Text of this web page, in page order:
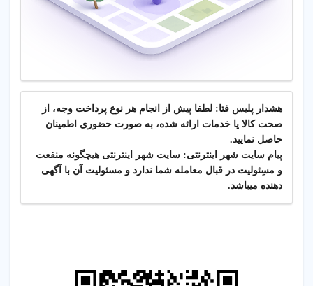
هشدار پلیس فتا: لطفا پیش از انجام هر نوع پرداخت وجه، از
صحت کالا یا خدمات ارائه شده، به صورت حضوری اطمینان
حاصل نمایید.
پیام سایت شهر اینترنتی: سایت شهر اینترنتی هیچگونه منفعت
و مسِئولیت در قبال معامله شما ندارد و مسئولیت آن با آگهی
دهنده میباشد.